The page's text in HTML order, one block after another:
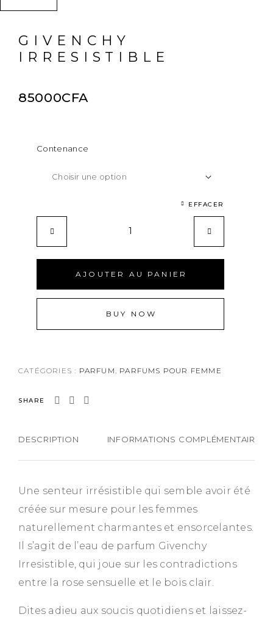
GIVENCHY
IRRESISTIBLE
85000CFA
Contenance
EFFACER
AJOUTER AU PANIER
BUY NOW
CATÉGORIES : PARFUM PARFUMS POUR FEMME
SHARE
DESCRIPTION INFORMATIONS COMPLÉMENTAIRES
Une senteur irrésistible qui semble avoir été
créée sur mesure pour les femmes
naturellement charmantes et ensorcelantes.
Il s’agit de l’eau de parfum Givenchy
Irresistible, qui joue sur les contradictions
entre la rose sensuelle et le bois clair.
Dites adieu aux soucis quotidiens et laissez-